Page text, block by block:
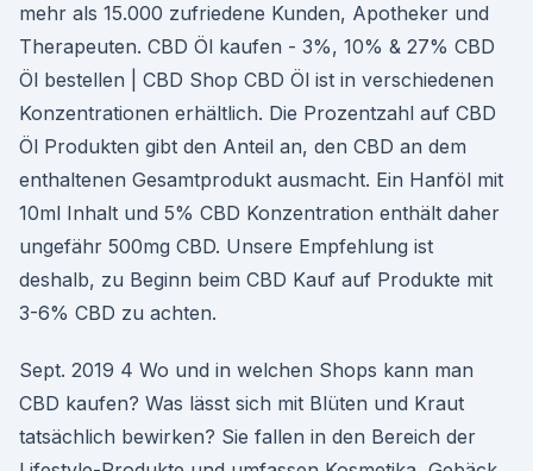
mehr als 15.000 zufriedene Kunden, Apotheker und
Therapeuten. CBD Öl kaufen - 3%, 10% & 27% CBD
Öl bestellen | CBD Shop CBD Öl ist in verschiedenen
Konzentrationen erhältlich. Die Prozentzahl auf CBD
Öl Produkten gibt den Anteil an, den CBD an dem
enthaltenen Gesamtprodukt ausmacht. Ein Hanföl mit
10ml Inhalt und 5% CBD Konzentration enthält daher
ungefähr 500mg CBD. Unsere Empfehlung ist
deshalb, zu Beginn beim CBD Kauf auf Produkte mit
3-6% CBD zu achten.
Sept. 2019 4 Wo und in welchen Shops kann man
CBD kaufen? Was lässt sich mit Blüten und Kraut
tatsächlich bewirken? Sie fallen in den Bereich der